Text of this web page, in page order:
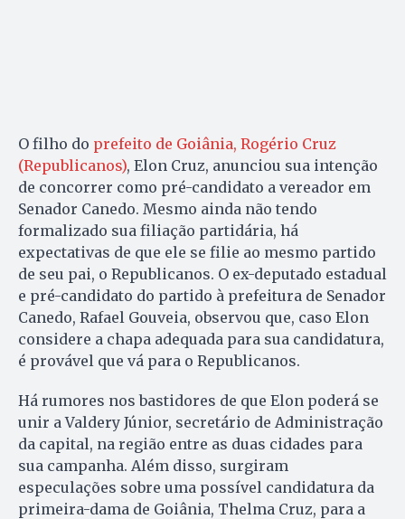
O filho do prefeito de Goiânia, Rogério Cruz
(Republicanos), Elon Cruz, anunciou sua intenção
de concorrer como pré-candidato a vereador em
Senador Canedo. Mesmo ainda não tendo
formalizado sua filiação partidária, há
expectativas de que ele se filie ao mesmo partido
de seu pai, o Republicanos. O ex-deputado estadual
e pré-candidato do partido à prefeitura de Senador
Canedo, Rafael Gouveia, observou que, caso Elon
considere a chapa adequada para sua candidatura,
é provável que vá para o Republicanos.
Há rumores nos bastidores de que Elon poderá se
unir a Valdery Júnior, secretário de Administração
da capital, na região entre as duas cidades para
sua campanha. Além disso, surgiram
especulações sobre uma possível candidatura da
primeira-dama de Goiânia, Thelma Cruz, para a